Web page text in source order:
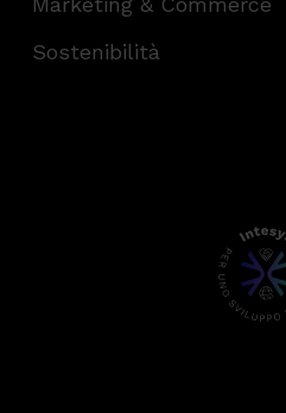
Sostenibilità